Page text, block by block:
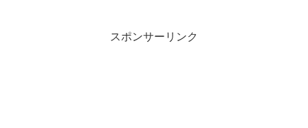
スポンサーリンク